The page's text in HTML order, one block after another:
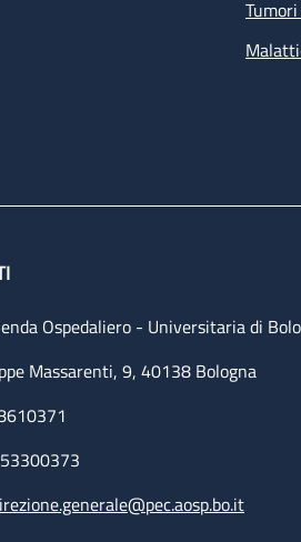
Ospedaliero - Universitaria di
Massarenti, 9, 40138 Bologna